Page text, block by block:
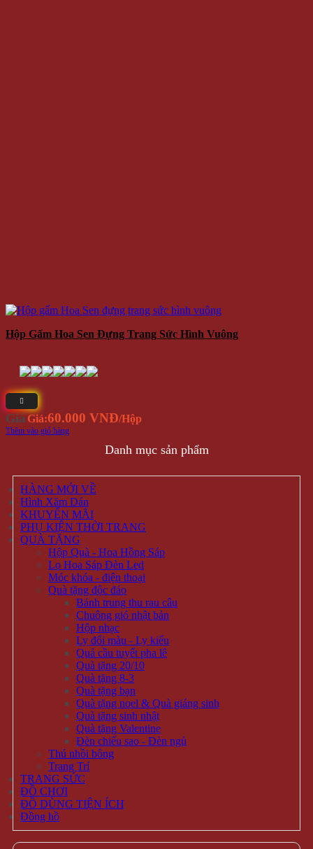
Hộp Gấm Hoa Sen Đựng Trang Sức Hình Vuông
Giá Giá:60.000 VNĐ/Hộp
Thêm vào giỏ hàng
Danh mục sản phẩm
HÀNG MỚI VỀ
Hình Xăm Dán
KHUYẾN MÃI
PHỤ KIỆN THỜI TRANG
QUÀ TẶNG
Hộp Quà - Hoa Hồng Sáp
Lọ Hoa Sáp Đèn Led
Móc khóa - điện thoại
Quà tặng độc đáo
Bánh trung thu rau câu
Chuông gió nhật bản
Hộp nhạc
Ly đổi màu - Ly kiểu
Quả cầu tuyết pha lê
Quà tặng 20/10
Quà tặng 8-3
Quà tặng bạn
Quà tặng noel & Quà giáng sinh
Quà tặng sinh nhật
Quà tặng Valentine
Đèn chiếu sao - Đèn ngủ
Thú nhồi bông
Trang Trí
TRANG SỨC
ĐỒ CHƠI
ĐỒ DÙNG TIỆN ÍCH
Đồng hồ